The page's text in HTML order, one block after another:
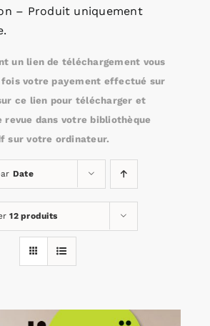
– Produit uniquement
un lien de téléchargement vous
fois votre payement effectué sur
ce lien pour télécharger et
dans votre bibliothèque
sur votre ordinateur.
Date
12 produits